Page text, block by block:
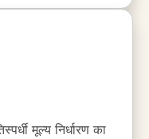
मूल्य निर्धारण का